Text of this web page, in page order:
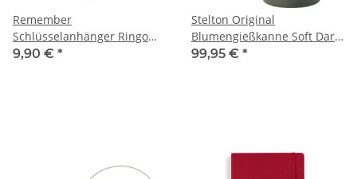
Remember
Schlüsselanhänger Ringo
Tiefblau
9,90 € *
Stelton Original
Blumengießkanne Soft Dark
Forest 1700 ml
99,95 € *